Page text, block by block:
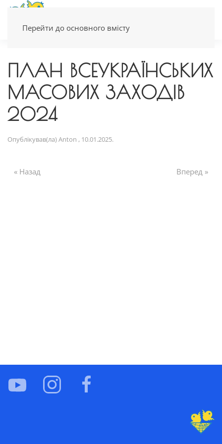
Перейти до основного вмісту
ПЛАН ВСЕУКРАЇНСЬКИХ
МАСОВИХ ЗАХОДІВ
2024
Опублікував(ла)Anton , 10.01.2025.
« Назад Вперед »